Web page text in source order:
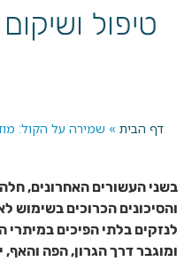
טיפול
דף הבית » שמירה על הקול:
בשני העשורים האחרונים,
והסיכונים הכרוכים בשימוש
לנזקים בלתי הפיכים במיתרי
ומוגבר דרך הגרון, הפה